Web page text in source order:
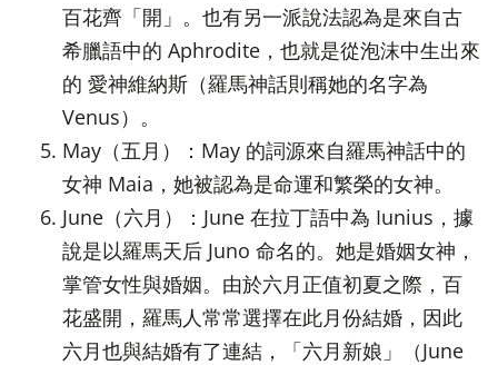
百花齊「開」。也有另一派說法認為是來自古
希臘語中的 Aphrodite，也就是從泡沫中生出來
的 愛神維納斯（羅馬神話則稱她的名字為
Venus）。
May（五月）：May 的詞源來自羅馬神話中的
女神 Maia，她被認為是命運和繁榮的女神。
June（六月）：June 在拉丁語中為 Iunius，據
說是以羅馬天后 Juno 命名的。她是婚姻女神，
掌管女性與婚姻。由於六月正值初夏之際，百
花盛開，羅馬人常常選擇在此月份結婚，因此
六月也與結婚有了連結，「六月新娘」（June